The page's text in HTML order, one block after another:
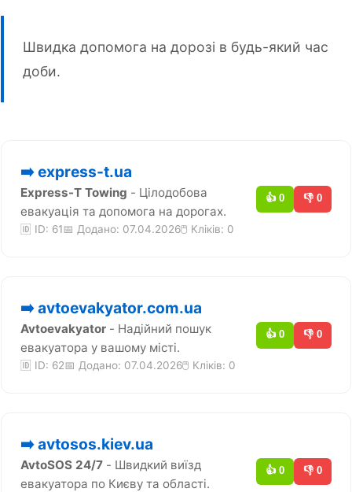
Швидка допомога на дорозі в будь-який час
доби.
➡️ express-t.ua
Express-T Towing - Цілодобова
евакуація та допомога на дорогах.
🆔 ID: 61📅 Додано: 07.04.2026🖱️ Кліків: 0
👍 0 👎 0
➡️ avtoevakyator.com.ua
Avtoevakyator - Надійний пошук
евакуатора у вашому місті.
🆔 ID: 62📅 Додано: 07.04.2026🖱️ Кліків: 0
👍 0 👎 0
➡️ avtosos.kiev.ua
AvtoSOS 24/7 - Швидкий виїзд
евакуатора по Києву та області.
👍 0 👎 0